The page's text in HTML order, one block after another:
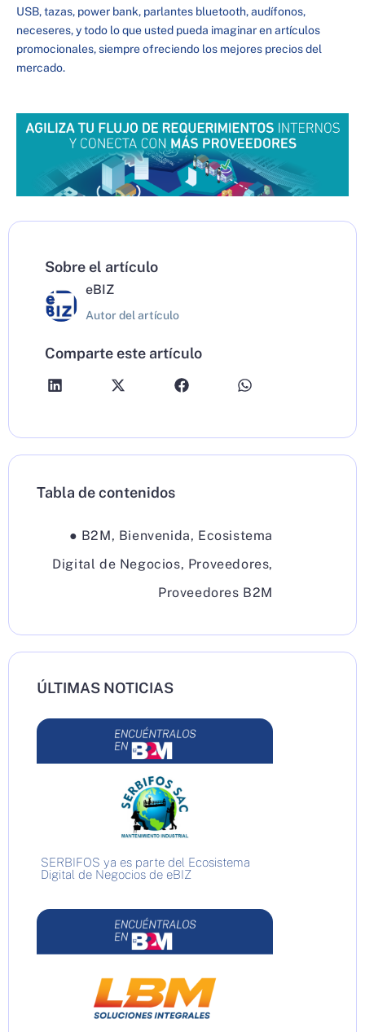
USB, tazas, power bank, parlantes bluetooth, audífonos,
neceseres, y todo lo que usted pueda imaginar en artículos
promocionales, siempre ofreciendo los mejores precios del
mercado.
Sobre el artículo
eBIZ
Autor del artículo
Comparte este artículo
Tabla de contenidos
● B2M, Bienvenida, Ecosistema
Digital de Negocios, Proveedores,
Proveedores B2M
ÚLTIMAS NOTICIAS
SERBIFOS ya es parte del Ecosistema
Digital de Negocios de eBIZ